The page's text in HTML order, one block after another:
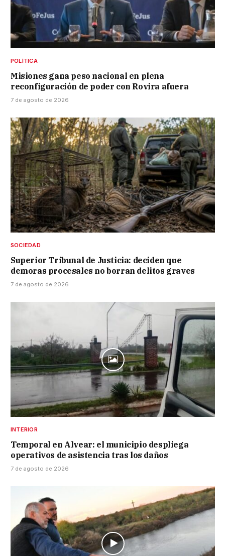
POLÍTICA
Misiones gana peso nacional en plena
reconfiguración de poder con Rovira afuera
7 de agosto de 2026
SOCIEDAD
Superior Tribunal de Justicia: deciden que
demoras procesales no borran delitos graves
7 de agosto de 2026
INTERIOR
Temporal en Alvear: el municipio despliega
operativos de asistencia tras los daños
7 de agosto de 2026